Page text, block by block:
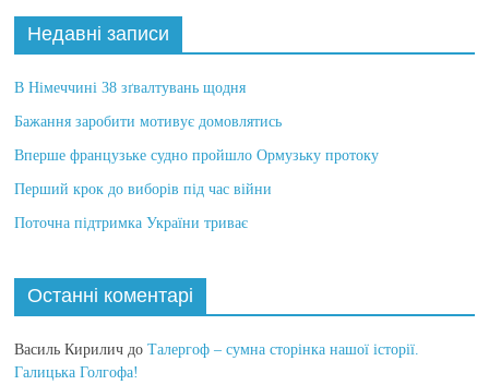
Недавні записи
В Німеччині 38 зґвалтувань щодня
Бажання заробити мотивує домовлятись
Вперше французьке судно пройшло Ормузьку протоку
Перший крок до виборів під час війни
Поточна підтримка України триває
Останні коментарі
Василь Кирилич до Талергоф – сумна сторінка нашої історії.